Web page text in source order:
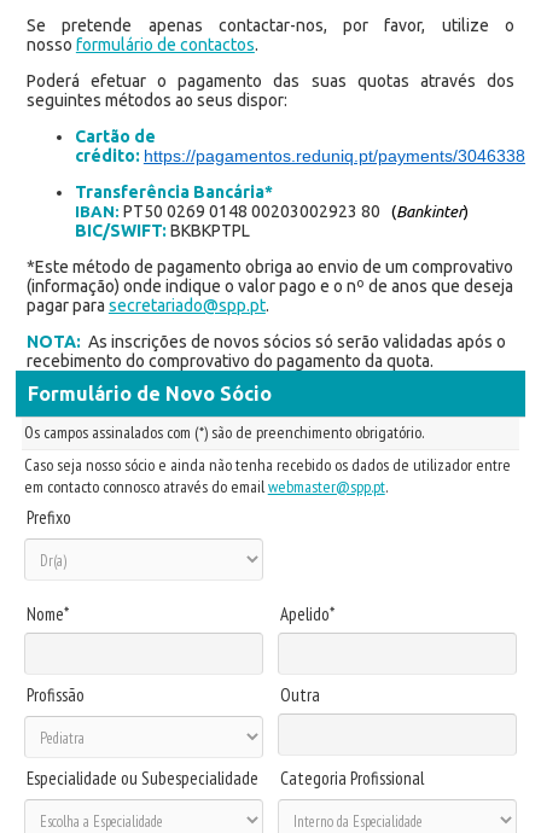
Se pretende apenas contactar-nos, por favor, utilize o
nosso formulário de contactos.
Poderá efetuar o pagamento das suas quotas através dos
seguintes métodos ao seus dispor:
Cartão de
crédito: https://pagamentos.reduniq.pt/payments/3046338/
Transferência Bancária*
IBAN: PT50 0269 0148 00203002923 80 (Bankinter)
BIC/SWIFT: BKBKPTPL
*Este método de pagamento obriga ao envio de um comprovativo
(informação) onde indique o valor pago e o nº de anos que deseja
pagar para secretariado@spp.pt.
NOTA: As inscrições de novos sócios só serão validadas após o
recebimento do comprovativo do pagamento da quota.
Formulário de Novo Sócio
Os campos assinalados com (*) são de preenchimento obrigatório.
Caso seja nosso sócio e ainda não tenha recebido os dados de utilizador entre
em contacto connosco através do emailwebmaster@spp.pt.
Prefixo
Nome* Apelido*
Profissão Outra
Especialidade ou Subespecialidade Categoria Profissional